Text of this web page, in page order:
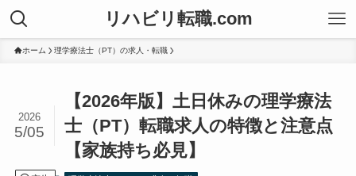
リハビリ転職.com
ホーム 理学療法士（PT）の求人・転職
【2026年版】土日休みの理学療法
士（PT）転職求人の特徴と注意点
【家族持ち必見】
2026
5/05